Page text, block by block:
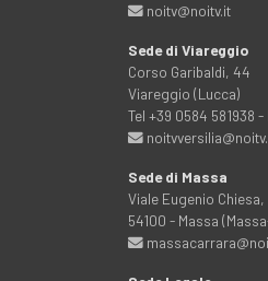
noitv@noitv.it
Sede di Viareggio
Corso Garibaldi, 44
Viareggio (Lucca)
Tel +39 0584 581938 -
Sede di Massa
Viale Eugenio Chiesa,
54100 - Massa